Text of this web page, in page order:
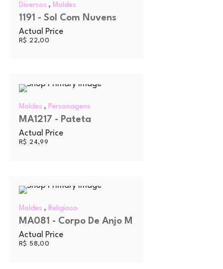
Diversos , Moldes
1191 - Sol Com Nuvens
Actual Price
R$ 22,00
Moldes , Personagens
MA1217 - Pateta
Actual Price
R$ 24,99
Moldes , Religioso
MA081 - Corpo De Anjo M
Actual Price
R$ 58,00